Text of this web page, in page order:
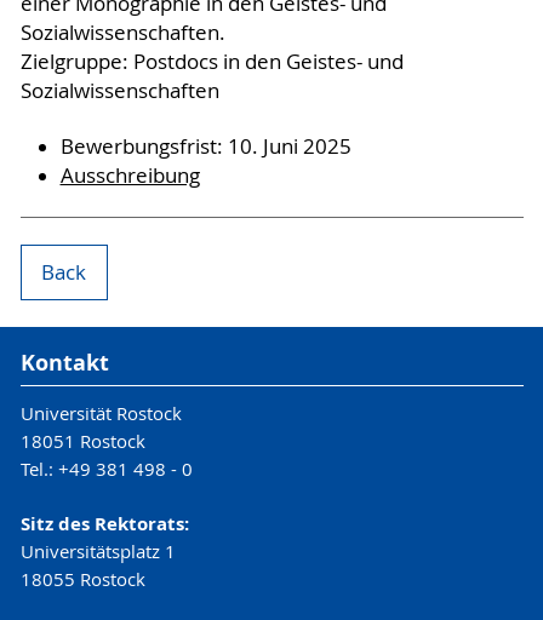
Sozialwissenschaften.
Zielgruppe: Postdocs in den Geistes- und
Sozialwissenschaften
Bewerbungsfrist: 10. Juni 2025
Ausschreibung
Back
Kontakt
Universität Rostock
18051 Rostock
Tel.: +49 381 498 - 0
Sitz des Rektorats:
Universitätsplatz 1
18055 Rostock